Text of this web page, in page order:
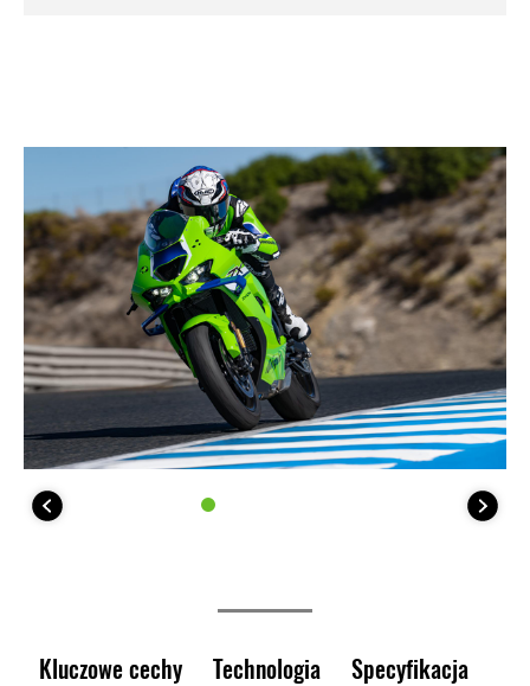
Kluczowe cechy Technologia Specyfikacja